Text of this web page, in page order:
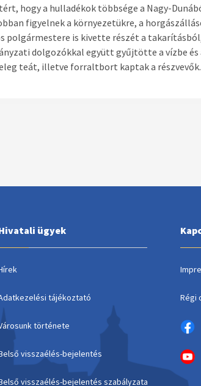
hogy a hulladékok többsége a Nagy-
figyelnek a környezetükre, a
polgármestere is kivette részét a
dolgozókkal együtt gyűjtötte a vízbe
teát, illetve forraltbort kaptak a részvevők.
ügyek
tájékoztató
története
visszaélés-bejelentés
visszaélés-bejelentés szabályzata
Régi